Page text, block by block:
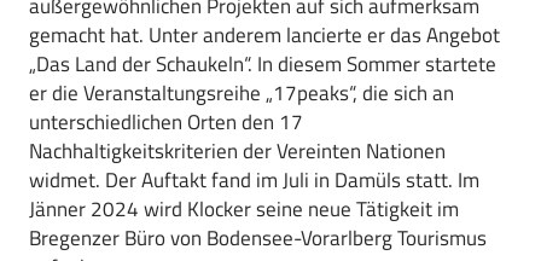
gemacht hat. Unter anderem lancierte er das Angebot
„Das Land der Schaukeln“. In diesem Sommer startete
er die Veranstaltungsreihe „17peaks“, die sich an
unterschiedlichen Orten den 17
Nachhaltigkeitskriterien der Vereinten Nationen
widmet. Der Auftakt fand im Juli in Damüls statt. Im
Jänner 2024 wird Klocker seine neue Tätigkeit im
Bregenzer Büro von Bodensee-Vorarlberg Tourismus